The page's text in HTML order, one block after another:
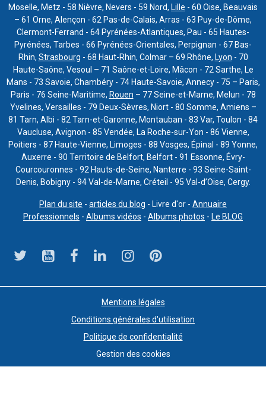
Moselle, Metz - 58 Nièvre, Nevers - 59 Nord, Lille - 60 Oise, Beauvais
– 61 Orne, Alençon - 62 Pas-de-Calais, Arras - 63 Puy-de-Dôme,
Clermont-Ferrand - 64 Pyrénées-Atlantiques, Pau - 65 Hautes-
Pyrénées, Tarbes - 66 Pyrénées-Orientales, Perpignan - 67 Bas-
Rhin, Strasbourg - 68 Haut-Rhin, Colmar – 69 Rhône, Lyon - 70
Haute-Saône, Vesoul – 71 Saône-et-Loire, Mâcon - 72 Sarthe, Le
Mans - 73 Savoie, Chambéry - 74 Haute-Savoie, Annecy - 75 – Paris,
Paris - 76 Seine-Maritime, Rouen – 77 Seine-et-Marne, Melun - 78
Yvelines, Versailles - 79 Deux-Sèvres, Niort - 80 Somme, Amiens –
81 Tarn, Albi - 82 Tarn-et-Garonne, Montauban - 83 Var, Toulon - 84
Vaucluse, Avignon - 85 Vendée, La Roche-sur-Yon - 86 Vienne,
Poitiers - 87 Haute-Vienne, Limoges - 88 Vosges, Épinal - 89 Yonne,
Auxerre - 90 Territoire de Belfort, Belfort - 91 Essonne, Évry-
Courcouronnes - 92 Hauts-de-Seine, Nanterre - 93 Seine-Saint-
Denis, Bobigny - 94 Val-de-Marne, Créteil - 95 Val-d’Oise, Cergy.
Plan du site - articles du blog - Livre d'or - Annuaire
Professionnels - Albums vidéos - Albums photos - Le BLOG
Mentions légales
Conditions générales d'utilisation
Politique de confidentialité
Gestion des cookies